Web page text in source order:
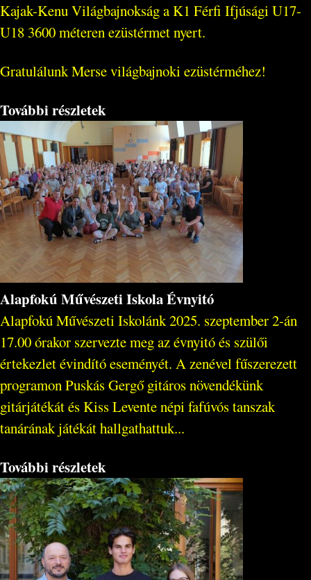
Kajak-Kenu Világbajnokság a K1 Férfi Ifjúsági U17-
U18 3600 méteren ezüstérmet nyert.
Gratulálunk Merse világbajnoki ezüstérméhez!
További részletek
Alapfokú Művészeti Iskola Évnyitó
Alapfokú Művészeti Iskolánk 2025. szeptember 2-án
17.00 órakor szervezte meg az évnyitó és szülői
értekezlet évindító eseményét. A zenével fűszerezett
programon Puskás Gergő gitáros növendékünk
gitárjátékát és Kiss Levente népi fafúvós tanszak
tanárának játékát hallgathattuk...
További részletek